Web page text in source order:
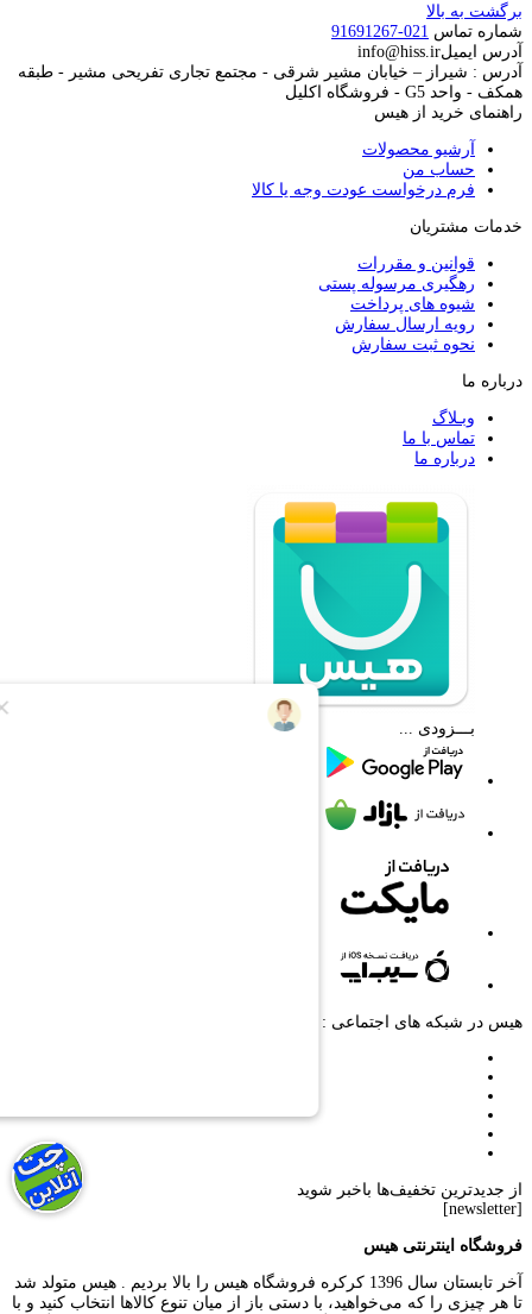
برگشت به بالا
شماره تماس 021-91691267
آدرس ایمیلinfo@hiss.ir
آدرس : شیراز – خیابان مشیر شرقی - مجتمع تجاری تفریحی مشیر - طبقه
همکف - واحد G5 - فروشگاه اکلیل
راهنمای خرید از هیس
آرشیو محصولات
حساب من
فرم درخواست عودت وجه یا کالا
خدمات مشتریان
قوانین و مقررات
رهگیری مرسوله پستی
شیوه های پرداخت
رویه ارسال سفارش
نحوه ثبت سفارش
درباره ما
وبـلاگ
تماس با ما
درباره ما
بـــزودی ...
هیس در شبکه های اجتماعی :
از جدیدترین تخفیف‌ها باخبر شوید
[newsletter]
فروشگاه اینترنتی هیس
آخر تابستان سال 1396 کرکره فروشگاه هیس را بالا بردیم . هیس متولد شد
تا هر چیزی را که می‌خواهید، با دستی باز از میان تنوع کالاها انتخاب کنید و با